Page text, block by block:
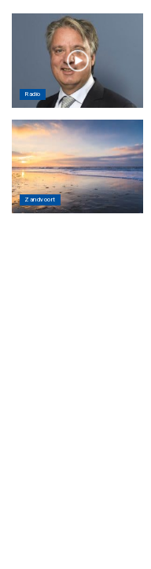
Radio
Zandvoort